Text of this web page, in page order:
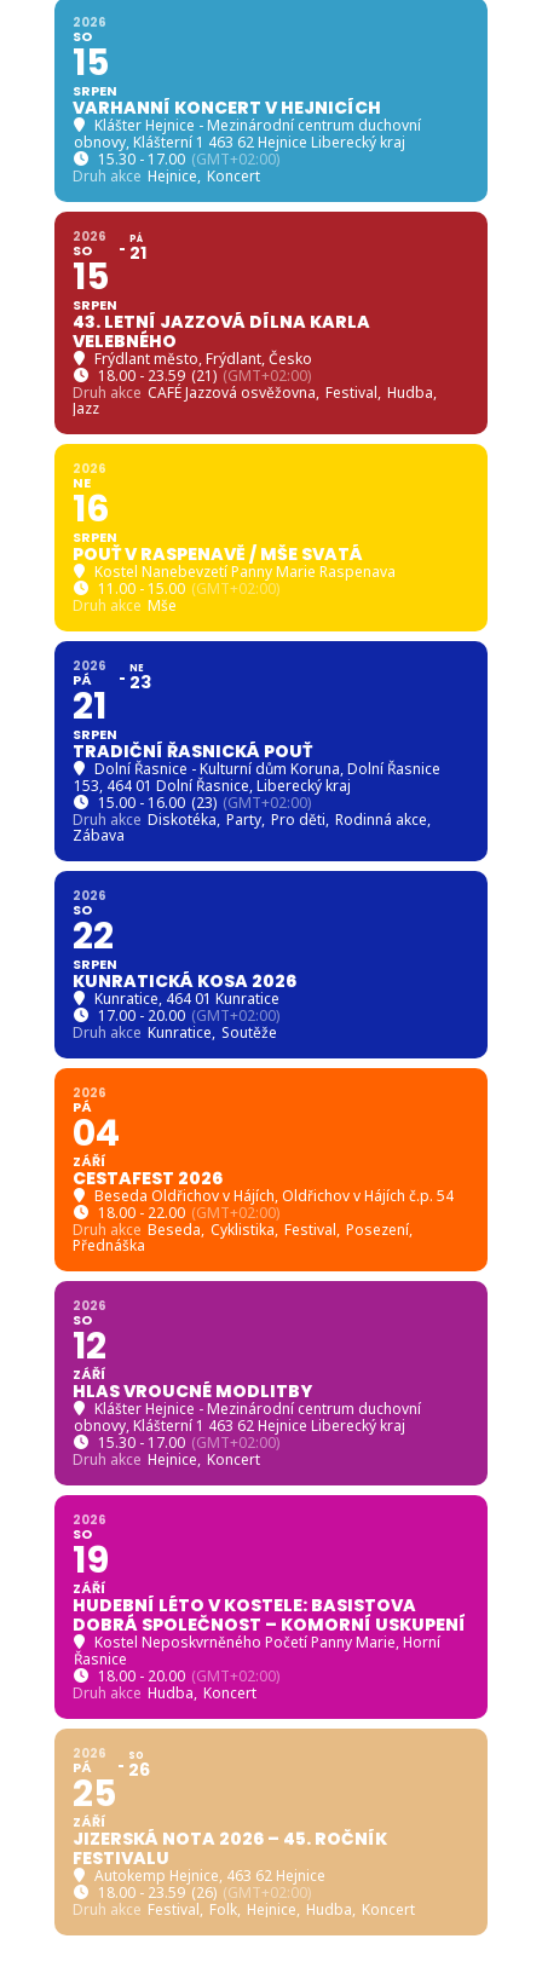
2026
SO
15
SRPEN
VARHANNÍ KONCERT V HEJNICÍCH
Klášter Hejnice - Mezinárodní centrum duchovní
obnovy, Klášterní 1 463 62 Hejnice Liberecký kraj
15.30 - 17.00 (GMT+02:00)
Druh akce Hejnice, Koncert
2026
SO
15
SRPEN
PÁ
21
43. LETNÍ JAZZOVÁ DÍLNA KARLA
VELEBNÉHO
Frýdlant město, Frýdlant, Česko
18.00 - 23.59 (21) (GMT+02:00)
Druh akce CAFÉ Jazzová osvěžovna, Festival, Hudba,
Jazz
2026
NE
16
SRPEN
POUŤ V RASPENAVĚ / MŠE SVATÁ
Kostel Nanebevzetí Panny Marie Raspenava
11.00 - 15.00 (GMT+02:00)
Druh akce Mše
2026
PÁ
21
SRPEN
NE
23
TRADIČNÍ ŘASNICKÁ POUŤ
Dolní Řasnice - Kulturní dům Koruna, Dolní Řasnice
153, 464 01 Dolní Řasnice, Liberecký kraj
15.00 - 16.00 (23) (GMT+02:00)
Druh akce Diskotéka, Party, Pro děti, Rodinná akce,
Zábava
2026
SO
22
SRPEN
KUNRATICKÁ KOSA 2026
Kunratice, 464 01 Kunratice
17.00 - 20.00 (GMT+02:00)
Druh akce Kunratice, Soutěže
2026
PÁ
04
ZÁŘÍ
CESTAFEST 2026
Beseda Oldřichov v Hájích, Oldřichov v Hájích č.p. 54
18.00 - 22.00 (GMT+02:00)
Druh akce Beseda, Cyklistika, Festival, Posezení,
Přednáška
2026
SO
12
ZÁŘÍ
HLAS VROUCNÉ MODLITBY
Klášter Hejnice - Mezinárodní centrum duchovní
obnovy, Klášterní 1 463 62 Hejnice Liberecký kraj
15.30 - 17.00 (GMT+02:00)
Druh akce Hejnice, Koncert
2026
SO
19
ZÁŘÍ
HUDEBNÍ LÉTO V KOSTELE: BASISTOVA
DOBRÁ SPOLEČNOST – KOMORNÍ USKUPENÍ
Kostel Neposkvrněného Početí Panny Marie, Horní
Řasnice
18.00 - 20.00 (GMT+02:00)
Druh akce Hudba, Koncert
2026
PÁ
25
ZÁŘÍ
SO
26
JIZERSKÁ NOTA 2026 – 45. ROČNÍK
FESTIVALU
Autokemp Hejnice, 463 62 Hejnice
18.00 - 23.59 (26) (GMT+02:00)
Druh akce Festival, Folk, Hejnice, Hudba, Koncert